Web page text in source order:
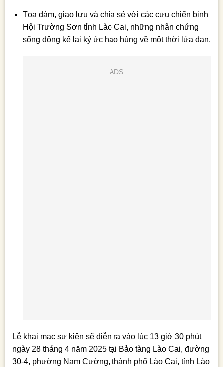
Tọa đàm, giao lưu và chia sẻ với các cựu chiến binh
Hội Trường Sơn tỉnh Lào Cai, những nhân chứng
sống động kể lại ký ức hào hùng về một thời lửa đạn.
ADS
Lễ khai mạc sự kiện sẽ diễn ra vào lúc 13 giờ 30 phút
ngày 28 tháng 4 năm 2025 tại Bảo tàng Lào Cai, đường
30-4, phường Nam Cường, thành phố Lào Cai, tỉnh Lào